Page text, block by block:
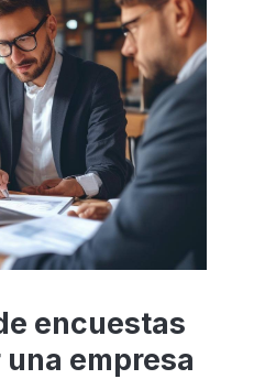
encuestas
empresa